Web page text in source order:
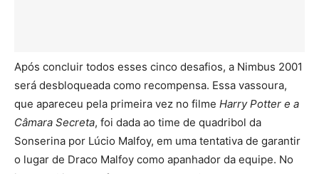
Após concluir todos esses cinco desafios, a Nimbus 2001
será desbloqueada como recompensa. Essa vassoura,
que apareceu pela primeira vez no filme Harry Potter e a
Câmara Secreta, foi dada ao time de quadribol da
Sonserina por Lúcio Malfoy, em uma tentativa de garantir
o lugar de Draco Malfoy como apanhador da equipe. No